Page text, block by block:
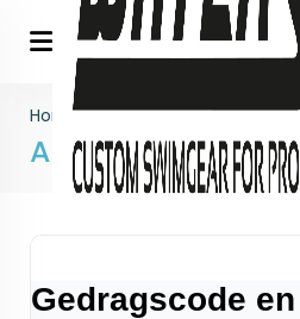
Home>Algemene voorwaarden
Algemene
Gedragscode